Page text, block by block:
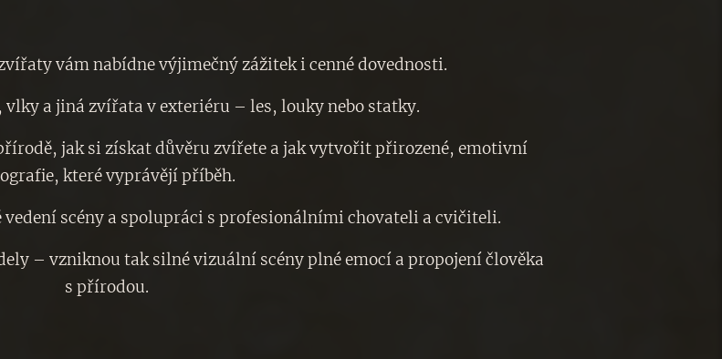
vám nabídne výjimečný zážitek i cenné dovednosti.
a jiná zvířata v exteriéru – les, louky nebo statky.
jak si získat důvěru zvířete a jak vytvořit přirozené, emotivní
které vyprávějí příběh.
vedení scény a spolupráci s profesionálními chovateli a cvičiteli.
– vzniknou tak silné vizuální scény plné emocí a propojení člověka
s přírodou.